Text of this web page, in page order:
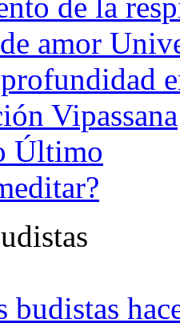
amor
Vipassana
Último
budistas